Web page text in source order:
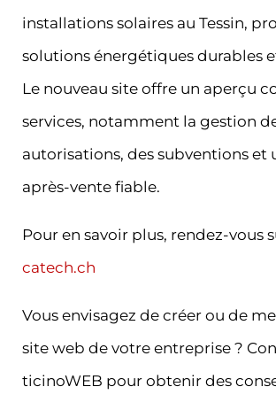
installations solaires au Tessin,
solutions énergétiques durables
Le nouveau site offre un aperçu
services, notamment la gestion
autorisations, des subventions et
après-vente fiable.
Pour en savoir plus, rendez-vous
catech.ch
Vous envisagez de créer ou de
site web de votre entreprise ?
ticinoWEB pour obtenir des